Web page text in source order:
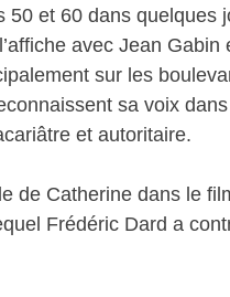
50 et 60 dans quelques
avec Jean Gabin
sur les
sa voix
et autoritaire.
de Catherine dans le
Frédéric Dard a